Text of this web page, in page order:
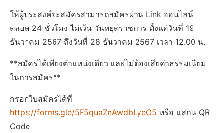
ให้ผู้ประสงค์จะสมัครสามารถสมัครผ่าน Link ออนไลน์
ตลอด 24 ชั่วโมง ไม่เว้น วันหยุดราชการ ตั้งแต่วันที่ 19
ธันวาคม 2567 ถึงวันที่ 28 ธันวาคม 2567 เวลา 12.00 น.
**สมัครได้เพียงตําแหน่งเดียว และไม่ต้องเสียค่าธรรมเนียม
ในการสมัคร**
กรอกใบสมัครได้ที่
https://forms.gle/5F5quaZnAwdbLyeO5 หรือ แสกน QR
Code